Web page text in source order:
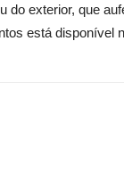
exterior, que
está